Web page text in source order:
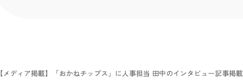
【メディア掲載】「おかねチップス」に人事担当 田中のインタビュー記事掲載